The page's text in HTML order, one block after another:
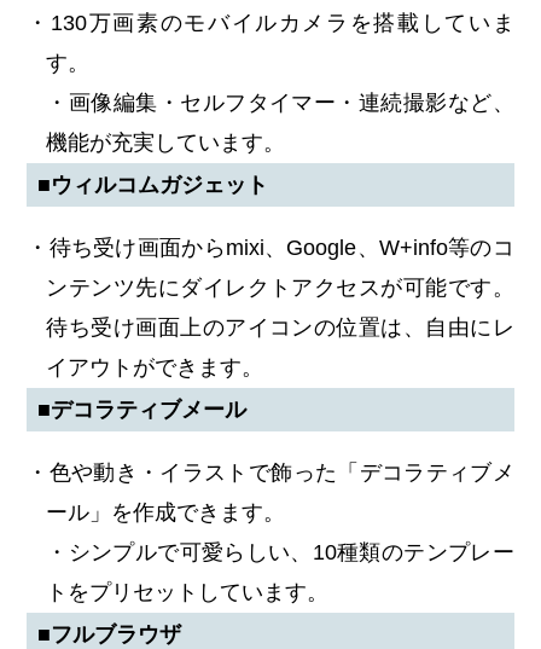
・130万画素のモバイルカメラを搭載していま
す。
・画像編集・セルフタイマー・連続撮影など、
機能が充実しています。
■ウィルコムガジェット
・待ち受け画面からmixi、Google、W+info等のコ
ンテンツ先にダイレクトアクセスが可能です。
待ち受け画面上のアイコンの位置は、自由にレ
イアウトができます。
■デコラティブメール
・色や動き・イラストで飾った「デコラティブメ
ール」を作成できます。
・シンプルで可愛らしい、10種類のテンプレー
トをプリセットしています。
■フルブラウザ